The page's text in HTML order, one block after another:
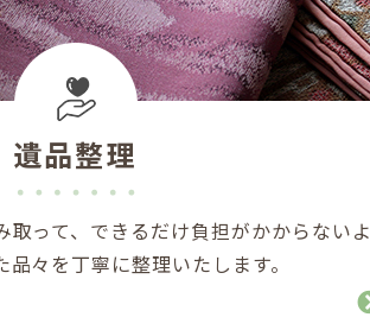
遺品整理
って、できるだけ負担がかからないよ
々を丁寧に整理いたします。